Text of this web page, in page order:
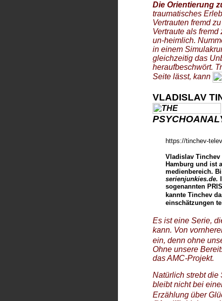
Die Orientierung
traumatisches
Vertrauten fremd
Vertraute als
un-heimlich.
in einem
gleichzeitig das
heraufbeschwört.
Seite lässt, kann
VLADISLAV
https://tinchev-
Vladislav
Hamburg und ist
medienbereich.
serienjunkies.de.
sogenannten
kannte Tinchev
einschätzungen
Es ist eine Serie,
kann. Von
ein, denn ohne
Ohne unsere
das AMC-Projekt.
Natürlich strebt die
bleibt nicht bei
Erzählung über